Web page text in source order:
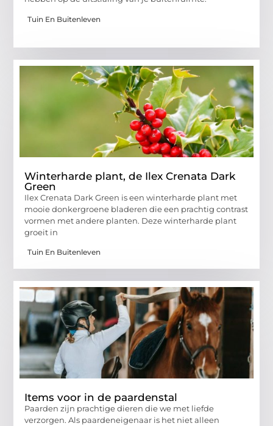
Tuin En Buitenleven
Winterharde plant, de Ilex Crenata Dark
Green
Ilex Crenata Dark Green is een winterharde plant met
mooie donkergroene bladeren die een prachtig contrast
vormen met andere planten. Deze winterharde plant
groeit in
Tuin En Buitenleven
Items voor in de paardenstal
Paarden zijn prachtige dieren die we met liefde
verzorgen. Als paardeneigenaar is het niet alleen